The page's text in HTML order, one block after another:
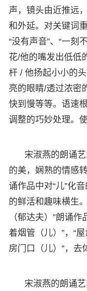
声，镜头由近推远
和外延。对关键词
“没有声音”、“一刻
花/他的嘴发出低低
杆 / 他扬起小小的
亮的眼睛/透过浓密
快到慢等等。语速
调整的巧妙处理。
宋淑燕的朗诵
的美，娴熟的情感
诵作品中对“儿”化
的鲜活和趣味横生
（郁达夫）”朗诵
着烟管（儿）”，“
房门口（儿）”，去
宋淑燕的朗诵